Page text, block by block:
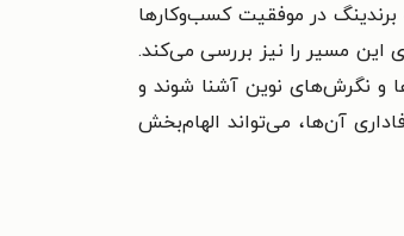
در موفقیت کسب‌وکارها
این مسیر را نیز بررسی می‌کند.
و نگرش‌های نوین آشنا شوند و
آن‌ها، می‌تواند الهام‌بخش